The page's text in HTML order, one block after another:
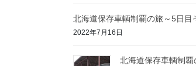
北海道保存車輌制覇の旅～5日目
2022年7月16日
北海道保存車輌制